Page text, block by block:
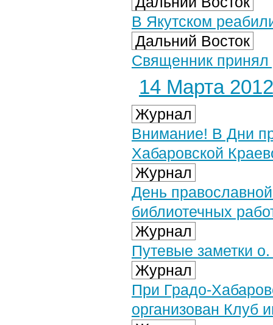
В Якутском
Дальний Восток
Священник
14 Марта 2012
Журнал
Внимание! В Дни
Хабаровской
Журнал
День
библиотечных
Журнал
Путевые заметки
Журнал
При Градо-
организован Клуб